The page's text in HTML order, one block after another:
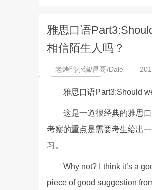
雅思口语
相信陌生人吗？
老烤鸭小编/昌哥/Dale
雅思口语Part3:Should
这是一道很经典的雅思
考察的重点是需要考生给出
习。
Why not? I think it’s a
piece of good suggestion